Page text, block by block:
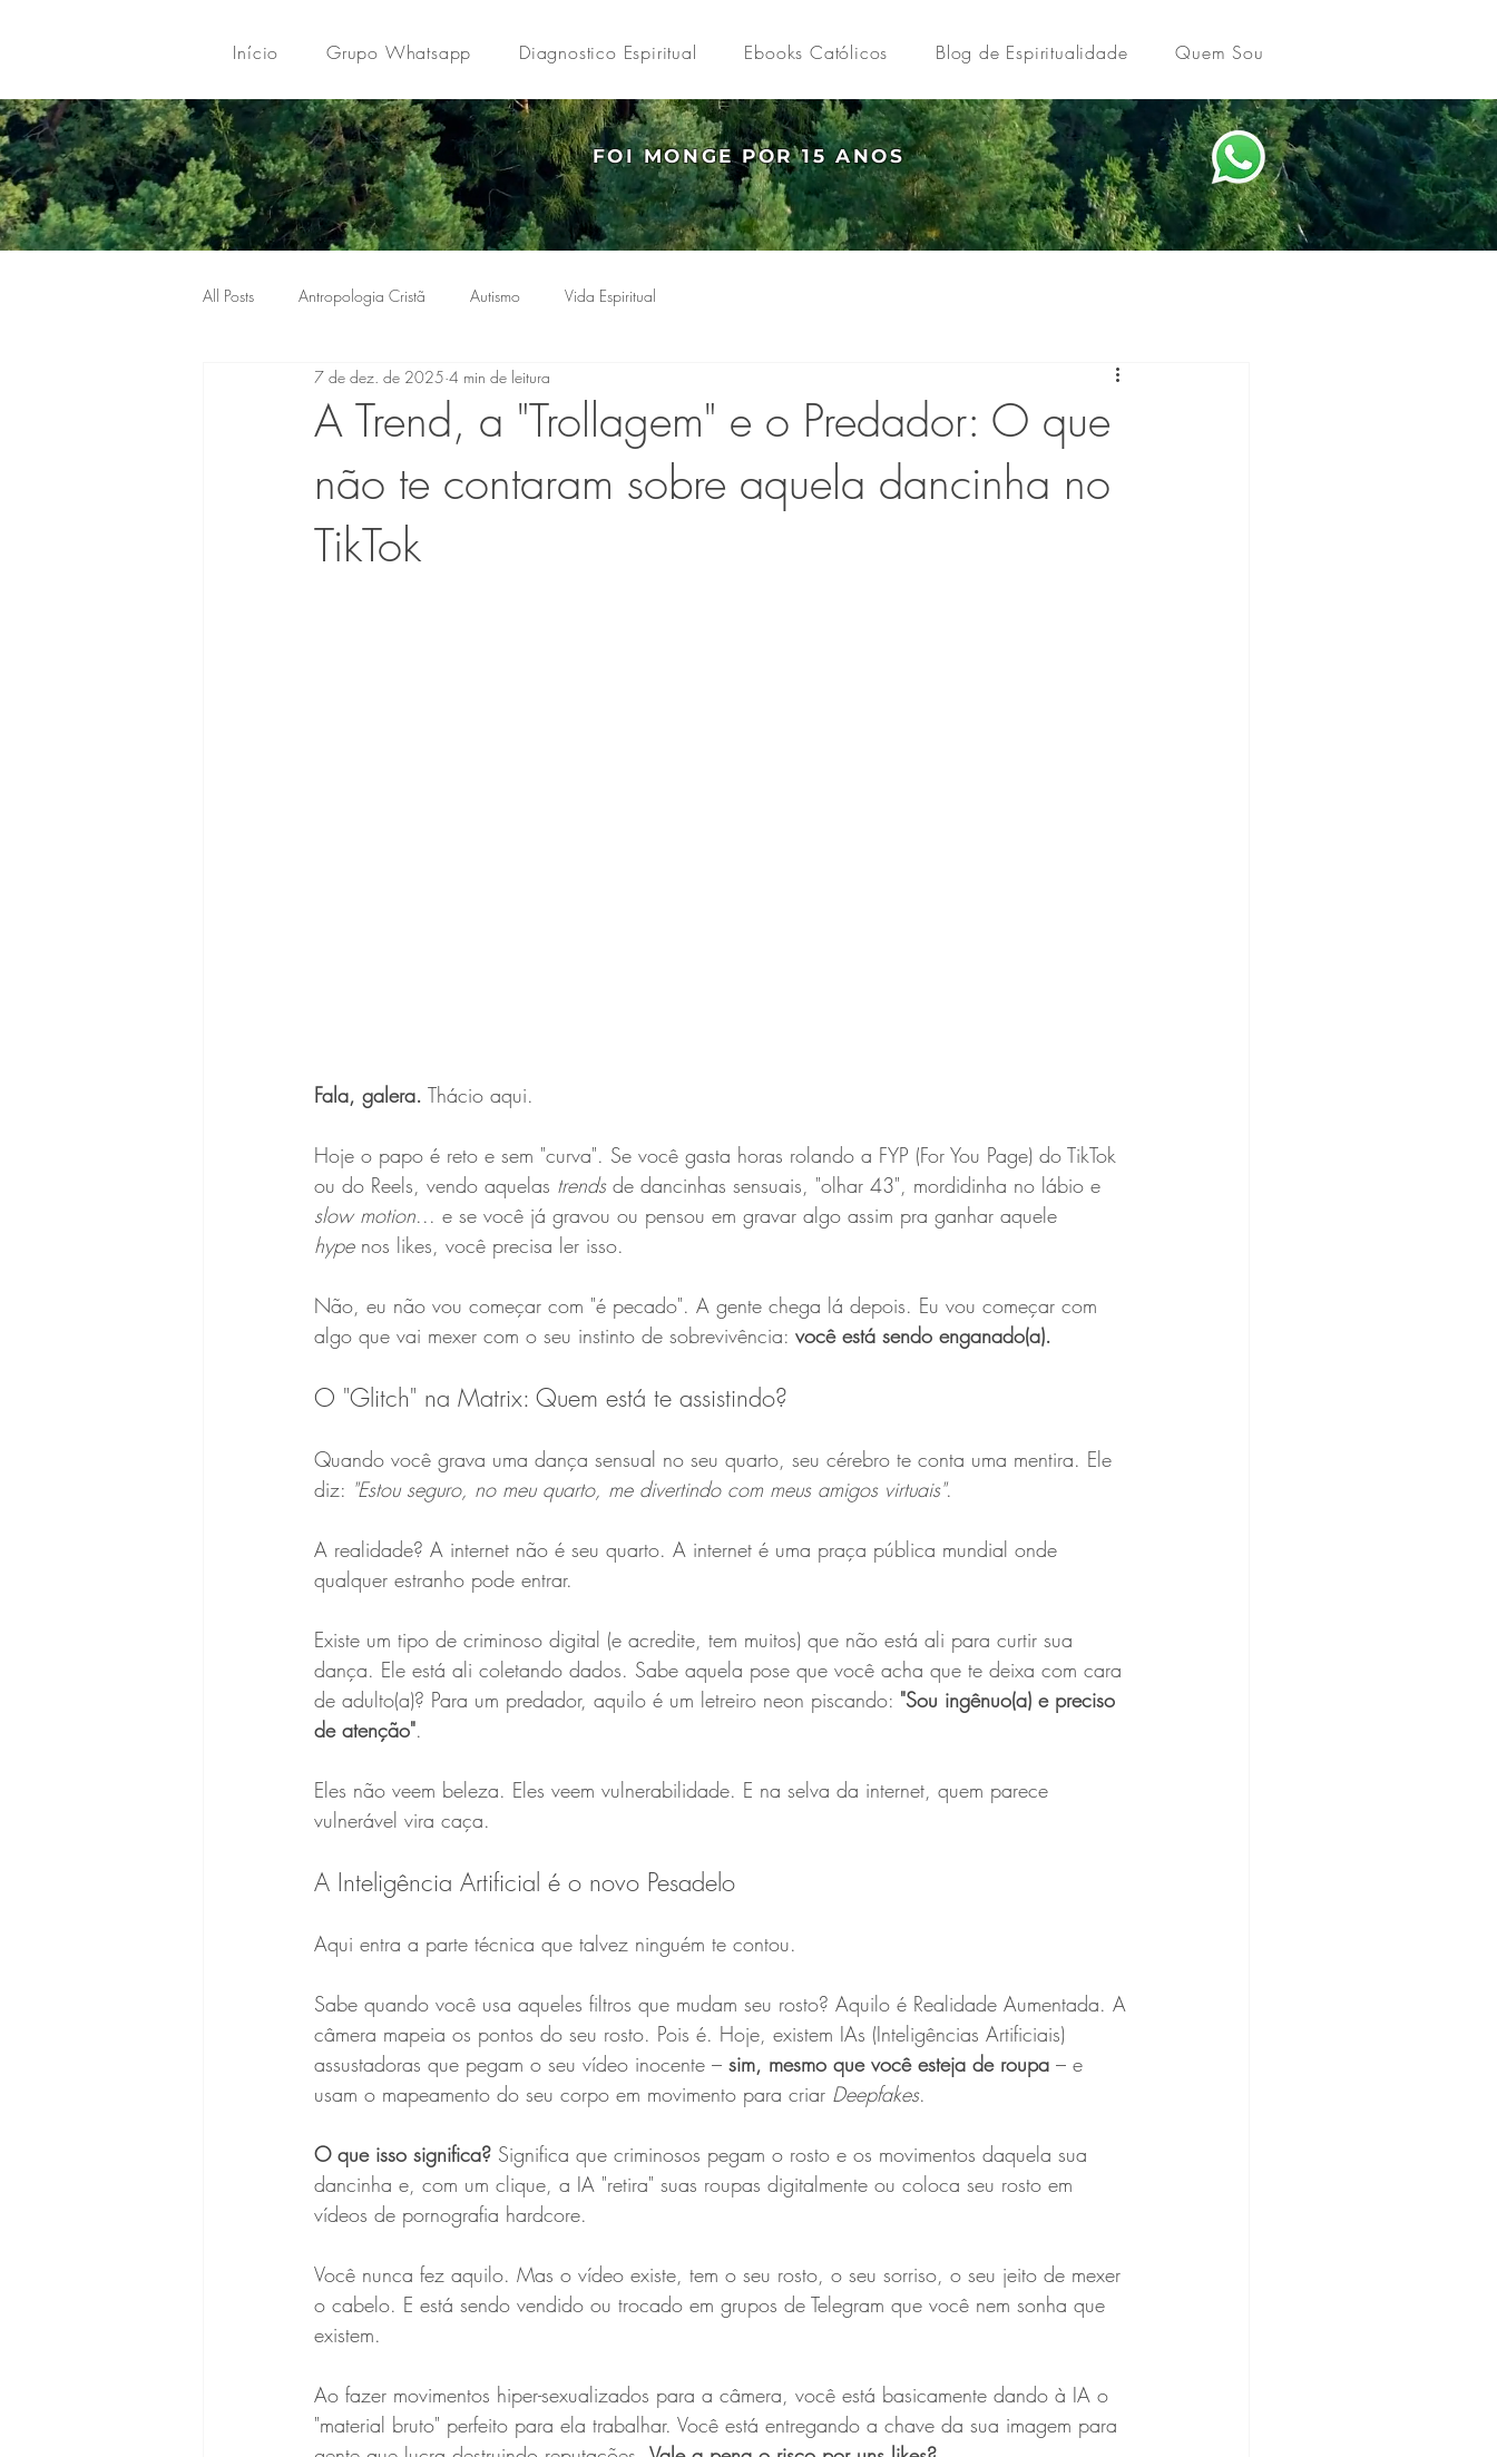
Início Grupo Whatsapp Diagnostico Espiritual Ebooks Católicos Blog de Espiritualidade Quem Sou
FOI MONGE POR 15 ANOS
All Posts Antropologia Cristã Autismo Vida Espiritual
A Trend, a "Trollagem" e o Predador: O que
não te contaram sobre aquela dancinha no
TikTok
7 de dez. de 2025 4 min de leitura
Fala, galera. Thácio aqui.
Hoje o papo é reto e sem "curva". Se você gasta horas rolando a FYP (For You Page) do TikTok
ou do Reels, vendo aquelas trends de dancinhas sensuais, "olhar 43", mordidinha no lábio e
slow motion... e se você já gravou ou pensou em gravar algo assim pra ganhar aquele
hype nos likes, você precisa ler isso.
Não, eu não vou começar com "é pecado". A gente chega lá depois. Eu vou começar com
algo que vai mexer com o seu instinto de sobrevivência: você está sendo enganado(a).
O "Glitch" na Matrix: Quem está te assistindo?
Quando você grava uma dança sensual no seu quarto, seu cérebro te conta uma mentira. Ele
diz: "Estou seguro, no meu quarto, me divertindo com meus amigos virtuais".
A realidade? A internet não é seu quarto. A internet é uma praça pública mundial onde
qualquer estranho pode entrar.
Existe um tipo de criminoso digital (e acredite, tem muitos) que não está ali para curtir sua
dança. Ele está ali coletando dados. Sabe aquela pose que você acha que te deixa com cara
de adulto(a)? Para um predador, aquilo é um letreiro neon piscando: "Sou ingênuo(a) e preciso
de atenção".
Eles não veem beleza. Eles veem vulnerabilidade. E na selva da internet, quem parece
vulnerável vira caça.
A Inteligência Artificial é o novo Pesadelo
Aqui entra a parte técnica que talvez ninguém te contou.
Sabe quando você usa aqueles filtros que mudam seu rosto? Aquilo é Realidade Aumentada. A
câmera mapeia os pontos do seu rosto. Pois é. Hoje, existem IAs (Inteligências Artificiais)
assustadoras que pegam o seu vídeo inocente – sim, mesmo que você esteja de roupa – e
usam o mapeamento do seu corpo em movimento para criar Deepfakes.
O que isso significa? Significa que criminosos pegam o rosto e os movimentos daquela sua
dancinha e, com um clique, a IA "retira" suas roupas digitalmente ou coloca seu rosto em
vídeos de pornografia hardcore.
Você nunca fez aquilo. Mas o vídeo existe, tem o seu rosto, o seu sorriso, o seu jeito de mexer
o cabelo. E está sendo vendido ou trocado em grupos de Telegram que você nem sonha que
existem.
Ao fazer movimentos hiper-sexualizados para a câmera, você está basicamente dando à IA o
"material bruto" perfeito para ela trabalhar. Você está entregando a chave da sua imagem para